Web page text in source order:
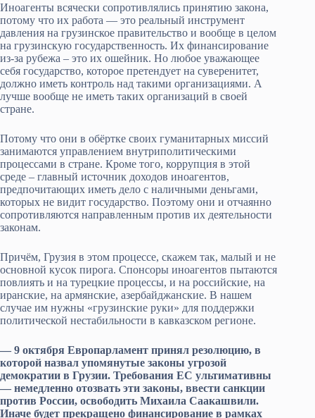
Иноагенты всячески сопротивлялись принятию закона,
потому что их работа — это реальный инструмент
давления на грузинское правительство и вообще в целом
на грузинскую государственность. Их финансирование
из-за рубежа – это их ошейник. Но любое уважающее
себя государство, которое претендует на суверенитет,
должно иметь контроль над такими организациями. А
лучше вообще не иметь таких организаций в своей
стране.
Потому что они в обёртке своих гуманитарных миссий
занимаются управлением внутриполитическими
процессами в стране. Кроме того, коррупция в этой
среде – главный источник доходов иноагентов,
предпочитающих иметь дело с наличными деньгами,
которых не видит государство. Поэтому они и отчаянно
сопротивляются направленным против их деятельности
законам.
Причём, Грузия в этом процессе, скажем так, малый и не
основной кусок пирога. Спонсоры иноагентов пытаются
повлиять и на турецкие процессы, и на российские, на
иранские, на армянские, азербайджанские. В нашем
случае им нужны «грузинские руки» для поддержки
политической нестабильности в кавказском регионе.
— 9 октября Европарламент принял резолюцию, в
которой назвал упомянутые законы угрозой
демократии в Грузии. Требования ЕС ультимативны
— немедленно отозвать эти законы, ввести санкции
против России, освободить Михаила Саакашвили.
Иначе будет прекращено финансирование в рамках